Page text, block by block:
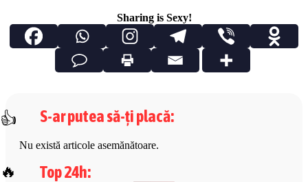
Sharing is Sexy!
S-ar putea să-ți placă:
Nu există articole asemănătoare.
Top 24h: